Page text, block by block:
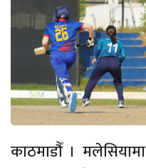
काठमाडौँ ।